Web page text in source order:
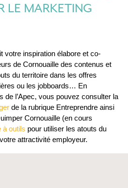
LE MARKETING
votre inspiration élabore et co-
de Cornouaille des contenus et
du territoire dans les offres
ou les jobboards… En
de l’Apec, vous pouvez consulter la
de la rubrique Entreprendre ainsi
Cornouaille (en cours
à outils pour utiliser les atouts du
attractivité employeur.